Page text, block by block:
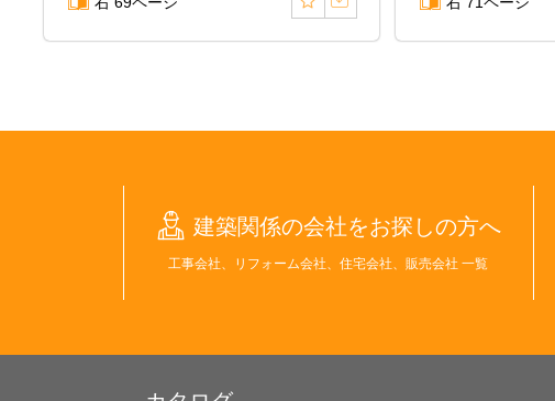
建築関係の会社をお探しの方へ
工事会社、リフォーム会社、住宅会社、販売会社 一覧